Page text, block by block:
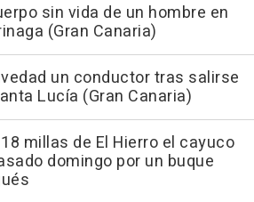
sin vida de un hombre en
(Gran Canaria)
un conductor tras salirse
Lucía (Gran Canaria)
millas de El Hierro el cayuco
domingo por un buque